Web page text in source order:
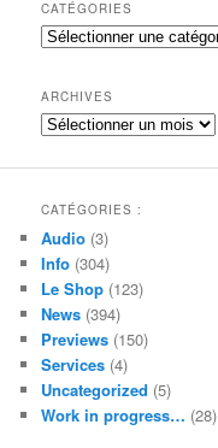
e
r
h
e
CATÉGORIES
Catégories
ARCHIVES
Archives
CATÉGORIES :
Audio (3)
Info (304)
Le Shop (123)
News (394)
Previews (150)
Services (4)
Uncategorized (5)
Work in progress… (28)